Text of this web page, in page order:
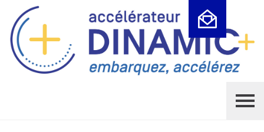
Cookies management panel